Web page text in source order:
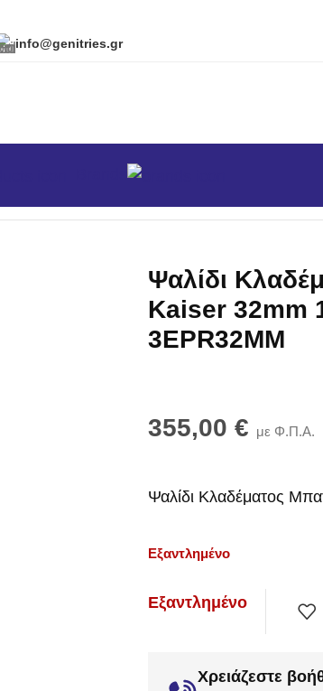
info@genitries.gr
Ψαλίδι
Kaiser 32mm
3EPR32MM
355,00 € με Φ.Π.Α.
Ψαλίδι Κλαδέματος
Εξαντλημένο
Εξαντλημένο
Χρειάζεστε